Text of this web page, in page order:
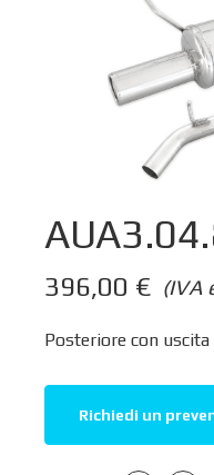
(IVA
396,00 €
Posteriore con
Richiedi un